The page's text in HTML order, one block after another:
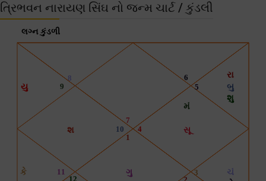
ત્રિભવન નારાયણ સિંઘ નો જન્મ ચાર્ટ / કુંડલી